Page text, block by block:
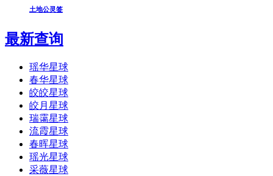
土地公灵签
最新查询
瑶华星球
春华星球
皎皎星球
皎月星球
瑞霭星球
流霞星球
春晖星球
瑶光星球
采薇星球